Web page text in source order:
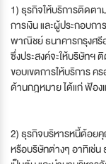
1) ธุรกิจให้บริการติดตา
การเงิน และผู้ประกอบก
พาณิชย์ ธนาคารกรุงศรี
ซึ่งประสงค์จะให้บริษัทฯ
ขอบเขตการให้บริการ ค
ด้านกฎหมาย ได้แก่ ฟ้อ
2) ธุรกิจบริหารหนี้ด้อย
หรือบริษัทต่างๆ อาทิเช่